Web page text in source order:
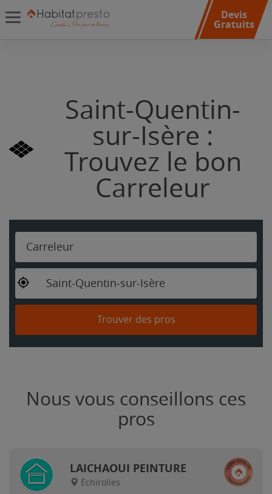
Devis
Gratuits
Saint-Quentin-
sur-Isère :
Trouvez le bon
Carreleur
Carreleur
Saint-Quentin-sur-Isère
Trouver des pros
Nous vous conseillons ces
pros
LAICHAOUI PEINTURE
Échirolles